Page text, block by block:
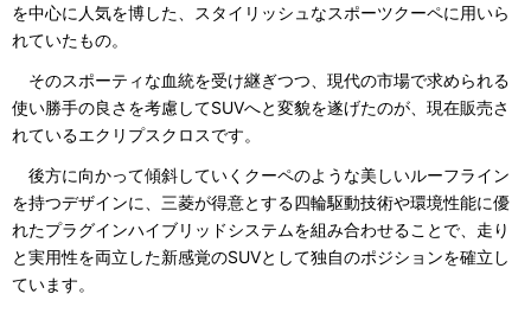
を中心に人気を博した、スタイリッシュなスポーツクーペに用いら
れていたもの。
そのスポーティな血統を受け継ぎつつ、現代の市場で求められる
使い勝手の良さを考慮してSUVへと変貌を遂げたのが、現在販売さ
れているエクリプスクロスです。
後方に向かって傾斜していくクーペのような美しいルーフライン
を持つデザインに、三菱が得意とする四輪駆動技術や環境性能に優
れたプラグインハイブリッドシステムを組み合わせることで、走り
と実用性を両立した新感覚のSUVとして独自のポジションを確立し
ています。